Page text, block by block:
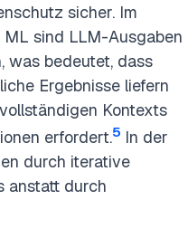
sicher. Im
sind LLM-Ausgaben
was bedeutet, dass
Ergebnisse liefern
Kontexts
erfordert.5 In der
durch iterative
anstatt durch